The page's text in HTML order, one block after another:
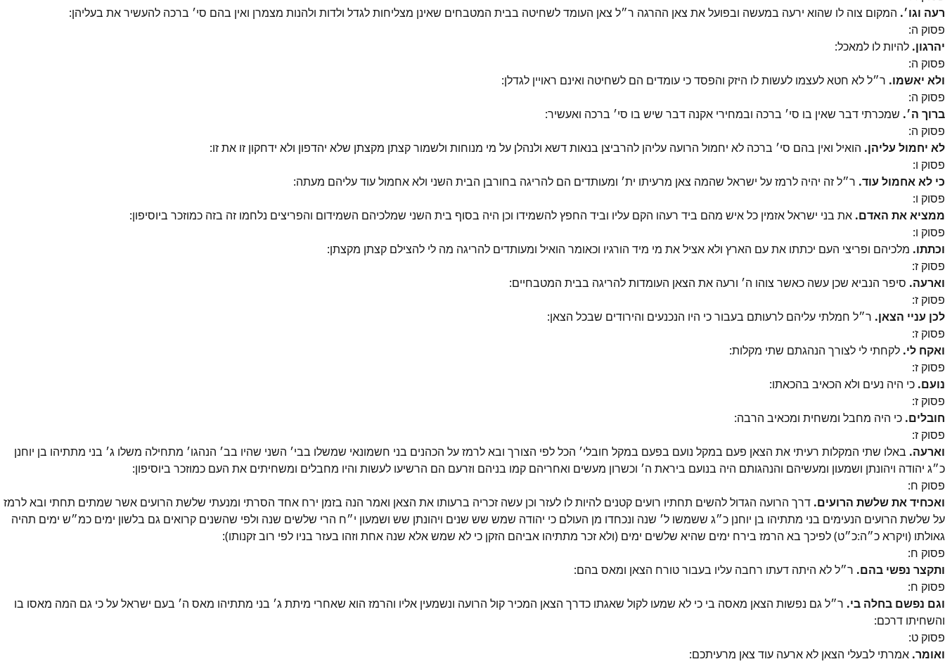
רעה וגו׳. המקום צוה לו שהוא ירעה במעשה ובפועל את צאן ההרגה ר״ל צאן העומד לשחיטה בבית המטבחים שאינן מצליחות לגדל ולדות ולהנות מצמרן ואין בהם סי׳ ברכה להעשיר את בעליהן:
פסוק ה:
יהרגון. להיות לו למאכל:
פסוק ה:
ולא יאשמו. ר״ל לא חטא לעצמו לעשות לו היזק והפסד כי עומדים הם לשחיטה ואינם ראויין לגדלן:
פסוק ה:
ברוך ה׳. שמכרתי דבר שאין בו סי׳ ברכה ובמחירי אקנה דבר שיש בו סי׳ ברכה ואעשיר:
פסוק ה:
לא יחמול עליהן. הואיל ואין בהם סי׳ ברכה לא יחמול הרועה עליהן להרביצן בנאות דשא ולנהלן על מי מנוחות ולשמור קצתן מקצתן שלא יהדפון ולא ידחקון זו את זו:
פסוק ו:
כי לא אחמול עוד. ר״ל זה יהיה לרמז על ישראל שהמה צאן מרעיתו ית׳ ומעותדים הם להריגה בחורבן הבית השני ולא אחמול עוד עליהם מעתה:
פסוק ו:
ממציא את האדם. את בני ישראל אזמין כל איש מהם ביד רעהו הקם עליו וביד החפץ להשמידו וכן היה בסוף בית השני שמלכיהם השמידום והפריצים נלחמו זה בזה כמוזכר ביוסיפון:
פסוק ו:
וכתתו. מלכיהם ופריצי העם יכתתו את עם הארץ ולא אציל את מי מיד הורגיו וכאומר הואיל ומעותדים להריגה מה לי להצילם קצתן מקצתן:
פסוק ז:
וארעה. סיפר הנביא שכן עשה כאשר צוהו ה׳ ורעה את הצאן העומדות להריגה בבית המטבחיים:
פסוק ז:
לכן עניי הצאן. ר״ל חמלתי עליהם לרעותם בעבור כי היו הנכנעים והירודים שבכל הצאן:
פסוק ז:
ואקח לי. לקחתי לי לצורך הנהגתם שתי מקלות:
פסוק ז:
נועם. כי היה נעים ולא הכאיב בהכאתו:
פסוק ז:
חובלים. כי היה מחבל ומשחית ומכאיב הרבה:
פסוק ז:
וארעה. באלו שתי המקלות רעיתי את הצאן פעם במקל נועם בפעם במקל חובלי׳ הכל לפי הצורך ובא לרמז על הכהנים בני חשמונאי שמשלו בבי׳ השני שהיו בב׳ הנהגו׳ מתחילה משלו ג׳ בני מתתיהו בן יוחנן
כ״ג יהודה ויהונתן ושמעון ומעשיהם והנהגותם היה בנועם ביראת ה׳ וכשרון מעשים ואחריהם קמו בניהם וזרעם הם הרשיעו לעשות והיו מחבלים ומשחיתים את העם כמוזכר ביוסיפון:
פסוק ח:
ואכחיד את שלשת הרועים. דרך הרועה הגדול להשים תחתיו רועים קטנים להיות לו לעזר וכן עשה זכריה ברעותו את הצאן ואמר הנה בזמן ירח אחד הסרתי ומנעתי שלשת הרועים אשר שמתים תחתי ובא לרמז
על שלשת הרועים הנעימים בני מתתיהו בן יוחנן כ״ג ששמשו ל׳ שנה ונכחדו מן העולם כי יהודה שמש שש שנים ויהונתן שש ושמעון י״ח הרי שלשים שנה ולפי שהשנים קרואים גם בלשון ימים כמ״ש ימים תהיה
גאולתו (ויקרא כ״ה:כ״ט) לפיכך בא הרמז בירח ימים שהיא שלשים ימים (ולא זכר מתתיהו אביהם הזקן כי לא שמש אלא שנה אחת וזהו בעזר בניו לפי רוב זקנותו):
פסוק ח:
ותקצר נפשי בהם. ר״ל לא היתה דעתו רחבה עליו בעבור טורח הצאן ומאס בהם:
פסוק ח:
וגם נפשם בחלה בי. ר״ל גם נפשות הצאן מאסה בי כי לא שמעו לקול שאגתו כדרך הצאן המכיר קול הרועה ונשמעין אליו והרמז הוא שאחרי מיתת ג׳ בני מתתיהו מאס ה׳ בעם ישראל על כי גם המה מאסו בו
והשחיתו דרכם:
פסוק ט:
ואומר. אמרתי לבעלי הצאן לא ארעה עוד צאן מרעיתכם: